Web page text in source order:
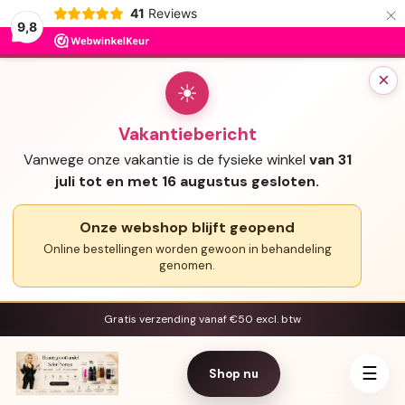
9,8
41 Reviews ×
×
☀
Vakantiebericht
Vanwege onze vakantie is de fysieke winkel van 31
juli tot en met 16 augustus gesloten.
Onze webshop blijft geopend
Online bestellingen worden gewoon in behandeling
genomen.
Gratis verzending vanaf €50 excl. btw
Shop nu ☰